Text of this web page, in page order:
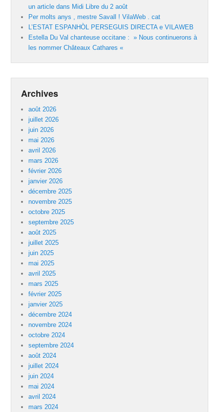
un article dans Midi Libre du 2 août
Per molts anys , mestre Savall ! VilaWeb . cat
L’ESTAT ESPANHÒL PERSEGUIS DIRECTA e VILAWEB
Estella Du Val chanteuse occitane : » Nous continuerons à
les nommer Châteaux Cathares «
Archives
août 2026
juillet 2026
juin 2026
mai 2026
avril 2026
mars 2026
février 2026
janvier 2026
décembre 2025
novembre 2025
octobre 2025
septembre 2025
août 2025
juillet 2025
juin 2025
mai 2025
avril 2025
mars 2025
février 2025
janvier 2025
décembre 2024
novembre 2024
octobre 2024
septembre 2024
août 2024
juillet 2024
juin 2024
mai 2024
avril 2024
mars 2024